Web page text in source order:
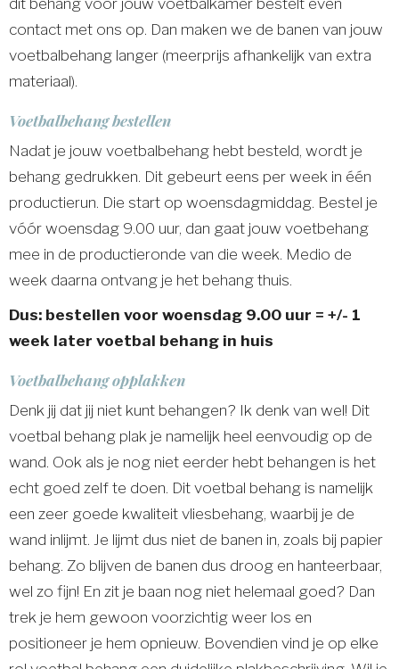
contact met ons op. Dan maken we de banen van jouw
voetbalbehang langer (meerprijs afhankelijk van extra
materiaal).
Voetbalbehang bestellen
Nadat je jouw voetbalbehang hebt besteld, wordt je
behang gedrukken. Dit gebeurt eens per week in één
productierun. Die start op woensdagmiddag. Bestel je
vóór woensdag 9.00 uur, dan gaat jouw voetbehang
mee in de productieronde van die week. Medio de
week daarna ontvang je het behang thuis.
Dus: bestellen voor woensdag 9.00 uur = +/- 1
week later voetbal behang in huis
Voetbalbehang opplakken
Denk jij dat jij niet kunt behangen? Ik denk van wel! Dit
voetbal behang plak je namelijk heel eenvoudig op de
wand. Ook als je nog niet eerder hebt behangen is het
echt goed zelf te doen. Dit voetbal behang is namelijk
een zeer goede kwaliteit vliesbehang, waarbij je de
wand inlijmt. Je lijmt dus niet de banen in, zoals bij papier
behang. Zo blijven de banen dus droog en hanteerbaar,
wel zo fijn! En zit je baan nog niet helemaal goed? Dan
trek je hem gewoon voorzichtig weer los en
positioneer je hem opnieuw. Bovendien vind je op elke